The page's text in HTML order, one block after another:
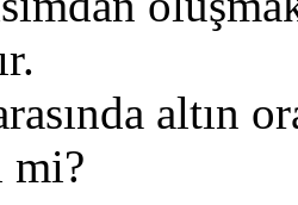
altın
mi?